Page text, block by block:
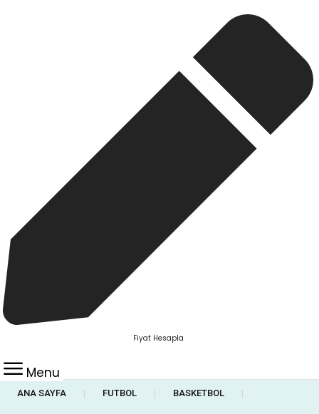
Fiyat Hesapla
Menu
ANA SAYFA ❘ FUTBOL ❘ BASKETBOL ❘